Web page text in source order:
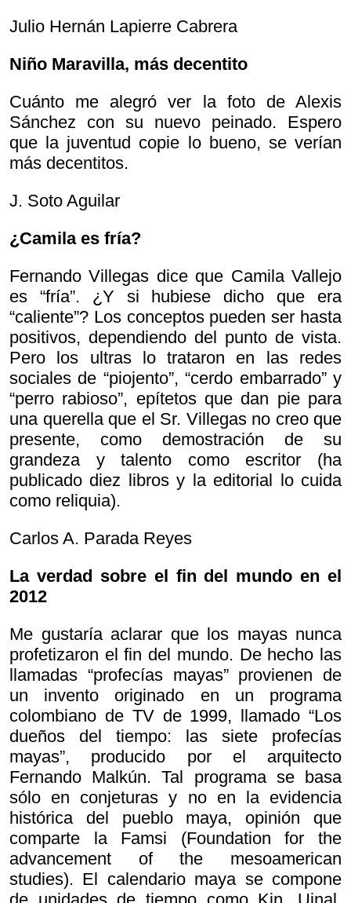
Julio Hernán Lapierre Cabrera
Niño Maravilla, más decentito
Cuánto me alegró ver la foto de Alexis
Sánchez con su nuevo peinado. Espero
que la juventud copie lo bueno, se verían
más decentitos.
J. Soto Aguilar
¿Camila es fría?
Fernando Villegas dice que Camila Vallejo
es “fría”. ¿Y si hubiese dicho que era
“caliente”? Los conceptos pueden ser hasta
positivos, dependiendo del punto de vista.
Pero los ultras lo trataron en las redes
sociales de “piojento”, “cerdo embarrado” y
“perro rabioso”, epítetos que dan pie para
una querella que el Sr. Villegas no creo que
presente, como demostración de su
grandeza y talento como escritor (ha
publicado diez libros y la editorial lo cuida
como reliquia).
Carlos A. Parada Reyes
La verdad sobre el fin del mundo en el
2012
Me gustaría aclarar que los mayas nunca
profetizaron el fin del mundo. De hecho las
llamadas “profecías mayas” provienen de
un invento originado en un programa
colombiano de TV de 1999, llamado “Los
dueños del tiempo: las siete profecías
mayas”, producido por el arquitecto
Fernando Malkún. Tal programa se basa
sólo en conjeturas y no en la evidencia
histórica del pueblo maya, opinión que
comparte la Famsi (Foundation for the
advancement of the mesoamerican
studies). El calendario maya se compone